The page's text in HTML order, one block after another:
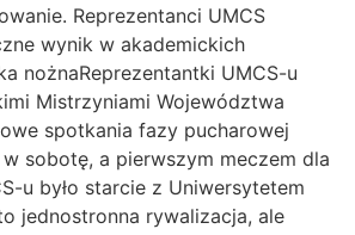
Reprezentanci UMCS
wynik w akademickich
nożnaReprezentantki UMCS-u
Mistrzyniami Województwa
spotkania fazy pucharowej
sobotę, a pierwszym meczem dla
u było starcie z Uniwersytetem
jednostronna rywalizacja, ale